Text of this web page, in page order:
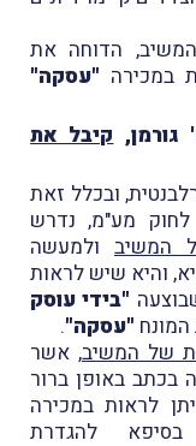
המשיב, הדוחה את
במכירה "עסקה"
קיבל את
ובכלל זאת
שבסעיף 1 לחוק מע"מ, נדרש
המשיב ולמעשה
והיא שיש לראות
"בידי עוסק
"עסקה".
של המשיב, אשר
בכתב באופן ברור
לראות במכירה
להגדרת